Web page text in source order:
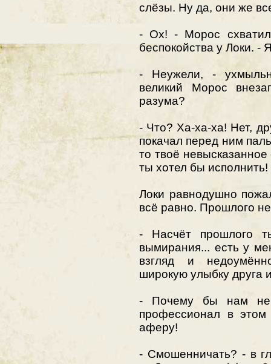
слёзы. Ну да, они же
- Ох! - Морос
беспокойства у Локи. -
- Неужели, -
великий Морос
разума?
- Что? Ха-ха-ха! Нет,
покачал перед ним
то твоё
ты хотел бы исполнить!
Локи равнодушно
всё равно. Прошлого
- Насчёт прошлого
вымирания... есть у
взгляд и
широкую улыбку друга
- Почему бы нам не
профессионал в
аферу!
- Смошенничать? - в